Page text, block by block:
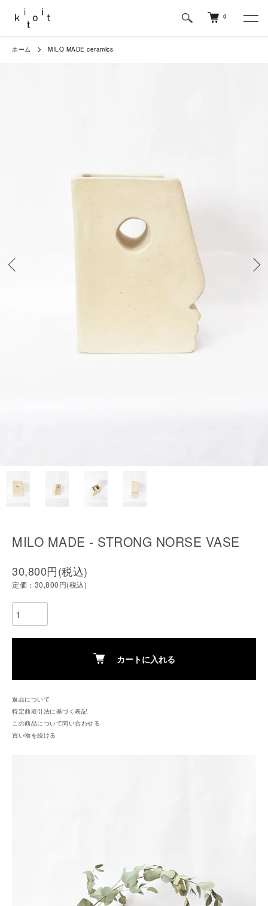
0
ホーム MILO MADE ceramics
MILO MADE - STRONG NORSE VASE
30,800円(税込)
定価：30,800円(税込)
カートに入れる
返品について
特定商取引法に基づく表記
この商品について問い合わせる
買い物を続ける